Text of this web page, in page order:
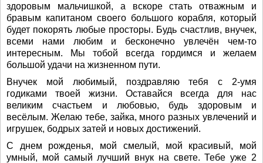
здоровым мальчишкой, а вскоре стать отважным и
бравым капитаном своего большого корабля, который
будет покорять любые просторы. Будь счастлив, внучек,
всеми нами любим и бесконечно увлечён чем-то
интересным. Мы тобой всегда гордимся и желаем
большой удачи на жизненном пути.
Внучек мой любимый, поздравляю тебя с 2-умя
годиками твоей жизни. Оставайся всегда для нас
великим счастьем и любовью, будь здоровым и
весёлым. Желаю тебе, зайка, много разных увлечений и
игрушек, бодрых затей и новых достижений.
С днем рожденья, мой смелый, мой красивый, мой
умный, мой самый лучший внук на свете. Тебе уже 2